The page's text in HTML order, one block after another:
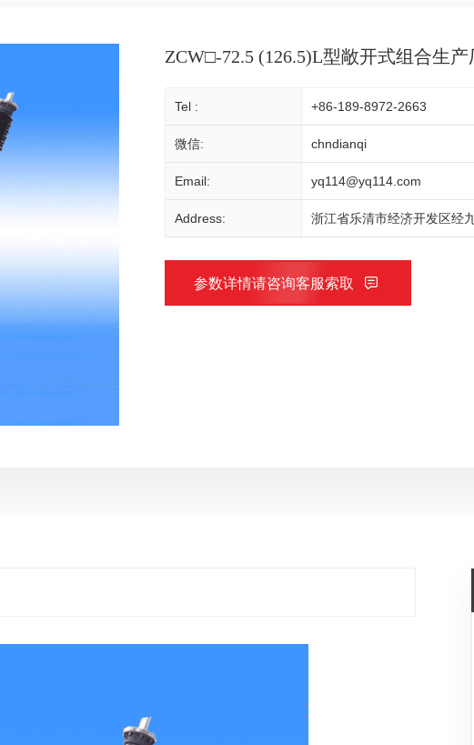
ZCW□-72.5 (126.5)L型敞开式组合生产
Tel : +86-189-8972-2663
微信: chndianqi
Email: yq114@yq114.com
Address: 浙江省乐清市经济开发区经
参数详情请咨询客服索取